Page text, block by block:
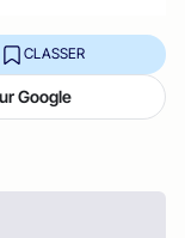
CLASSER
Google